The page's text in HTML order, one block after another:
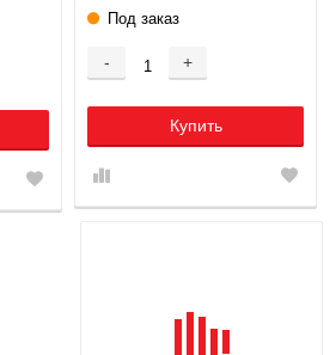
Под заказ
- +
Купить